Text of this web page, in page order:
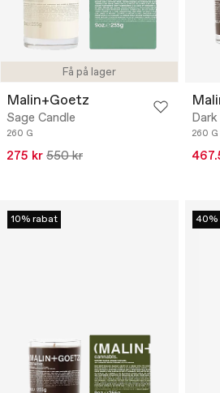
Få på lager
Malin+Goetz
Sage Candle
260 G
275 kr 550 kr
260 G
10% rabat 40%